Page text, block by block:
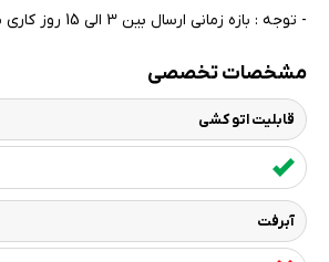
- توجه : بازه زمانی ارسال بین 3 الی 15 روز کاری می باشد.
مشخصات تخصصی
قابلیت اتو کشی
آبرفت